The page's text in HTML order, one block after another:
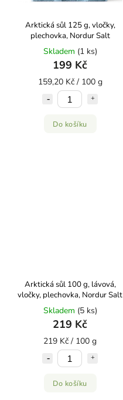
Arktická sůl 125 g, vločky,
plechovka, Nordur Salt
Skladem (1 ks)
199 Kč
159,20 Kč / 100 g
Do košíku
Arktická sůl 100 g, lávová,
vločky, plechovka, Nordur Salt
Skladem (5 ks)
219 Kč
219 Kč / 100 g
Do košíku